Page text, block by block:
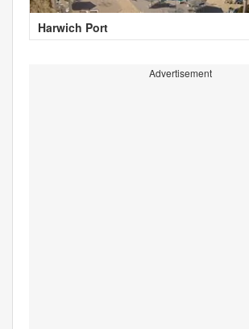
Harwich Port
Advertisement